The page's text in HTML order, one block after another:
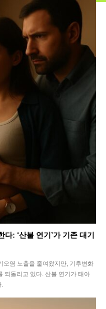
: ‘산불 연기’가 기존 대기
오염 노출을 줄여왔지만, 기후변화
되돌리고 있다. 산불 연기가 태아
.